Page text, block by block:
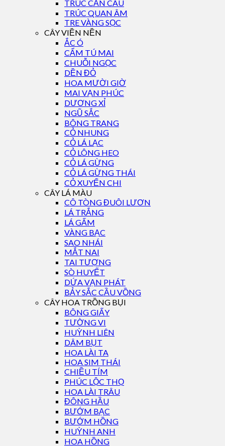
TRÚC CẦN CÂU
TRÚC QUAN ÂM
TRE VÀNG SỌC
CÂY VIỀN NỀN
ẮC Ó
CẨM TÚ MAI
CHUỖI NGỌC
DỀN ĐỎ
HOA MƯỜI GIỜ
MAI VẠN PHÚC
DƯƠNG XỈ
NGŨ SẮC
BÔNG TRANG
CỎ NHUNG
CỎ LÁ LẠC
CỎ LÔNG HEO
CỎ LÁ GỪNG
CỎ LÁ GỪNG THÁI
CỎ XUYẾN CHI
CÂY LÁ MÀU
CÔ TÒNG ĐUÔI LƯƠN
LÁ TRẮNG
LÁ GẤM
VÀNG BẠC
SAO NHÁI
MẮT NAI
TAI TƯỢNG
SÒ HUYẾT
DỨA VẠN PHÁT
BẢY SẮC CẦU VỒNG
CÂY HOA TRỒNG BỤI
BÔNG GIẤY
TƯỜNG VI
HUỲNH LIÊN
DÂM BỤT
HOA LÀI TA
HOA SIM THÁI
CHIỀU TÍM
PHÚC LỘC THỌ
HOA LÀI TRÂU
ĐÔNG HẦU
BƯỚM BẠC
BƯỚM HỒNG
HUỲNH ANH
HOA HỒNG